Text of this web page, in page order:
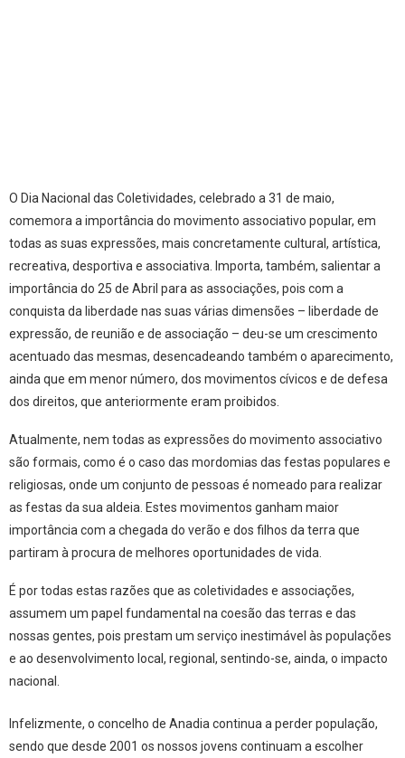
O Dia Nacional das Coletividades, celebrado a 31 de maio,
comemora a importância do movimento associativo popular, em
todas as suas expressões, mais concretamente cultural, artística,
recreativa, desportiva e associativa. Importa, também, salientar a
importância do 25 de Abril para as associações, pois com a
conquista da liberdade nas suas várias dimensões – liberdade de
expressão, de reunião e de associação – deu-se um crescimento
acentuado das mesmas, desencadeando também o aparecimento,
ainda que em menor número, dos movimentos cívicos e de defesa
dos direitos, que anteriormente eram proibidos.
Atualmente, nem todas as expressões do movimento associativo
são formais, como é o caso das mordomias das festas populares e
religiosas, onde um conjunto de pessoas é nomeado para realizar
as festas da sua aldeia. Estes movimentos ganham maior
importância com a chegada do verão e dos filhos da terra que
partiram à procura de melhores oportunidades de vida.
É por todas estas razões que as coletividades e associações,
assumem um papel fundamental na coesão das terras e das
nossas gentes, pois prestam um serviço inestimável às populações
e ao desenvolvimento local, regional, sentindo-se, ainda, o impacto
nacional.
Infelizmente, o concelho de Anadia continua a perder população,
sendo que desde 2001 os nossos jovens continuam a escolher